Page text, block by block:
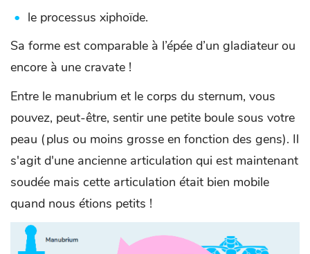
le processus xiphoïde.
Sa forme est comparable à l’épée d’un gladiateur ou
encore à une cravate !
Entre le manubrium et le corps du sternum, vous
pouvez, peut-être, sentir une petite boule sous votre
peau (plus ou moins grosse en fonction des gens). Il
s'agit d'une ancienne articulation qui est maintenant
soudée mais cette articulation était bien mobile
quand nous étions petits !